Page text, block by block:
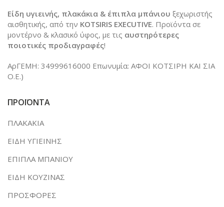
Είδη υγιεινής, πλακάκια & έπιπλα μπάνιου ξεχωριστής
αισθητικής, από την KOTSIRIS EXECUTIVE. Προϊόντα σε
μοντέρνο & κλασικό ύφος, με τις αυστηρότερες
ποιοτικές προδιαγραφές!
ΑρΓΕΜΗ: 34999616000 Επωνυμία: ΑΦΟΙ ΚΟΤΣΙΡΗ ΚΑΙ ΣΙΑ
Ο.Ε.)
ΠΡΟΪΟΝΤΑ
ΠΛΑΚΑΚΙΑ
ΕΙΔΗ ΥΓΙΕΙΝΗΣ
ΕΠΙΠΛΑ ΜΠΑΝΙΟΥ
ΕΙΔΗ ΚΟΥΖΙΝΑΣ
ΠΡΟΣΦΟΡΕΣ